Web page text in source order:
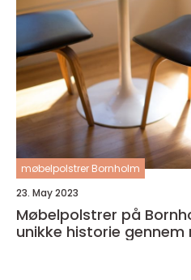
møbelpolstrer Bornholm
23. May 2023
Møbelpolstrer på
unikke historie gennem